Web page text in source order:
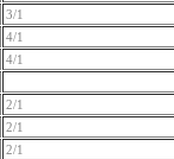
3/1
4/1
4/1
2/1
2/1
2/1